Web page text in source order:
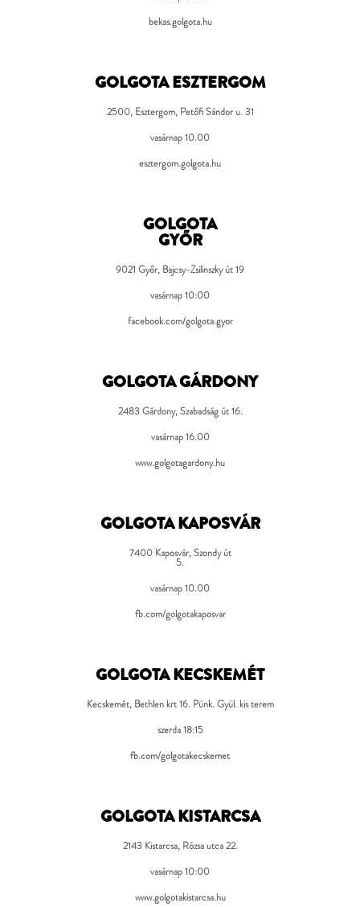
bekas.golgota.hu
GOLGOTA ESZTERGOM
2500, Esztergom, Petőfi Sándor u. 31
vasárnap 10.00
esztergom.golgota.hu
GOLGOTA
GYŐR
9021 Győr, Bajcsy-Zsilinszky út 19
vasárnap 10:00
facebook.com/golgota.gyor
GOLGOTA GÁRDONY
2483 Gárdony, Szabadság út 16.
vasárnap 16.00
www.golgotagardony.hu
GOLGOTA KAPOSVÁR
7400 Kaposvár, Szondy út
5.
vasárnap 10.00
fb.com/golgotakaposvar
GOLGOTA KECSKEMÉT
Kecskemét, Bethlen krt 16. Pünk. Gyül. kis terem
szerda 18:15
fb.com/golgotakecskemet
GOLGOTA KISTARCSA
2143 Kistarcsa, Rózsa utca 22.
vasárnap 10:00
www.golgotakistarcsa.hu